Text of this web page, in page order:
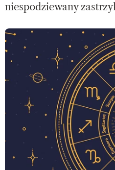
niespodziewany